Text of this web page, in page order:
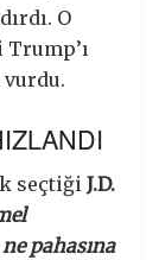
O
seçtiği J.D.
pahasına